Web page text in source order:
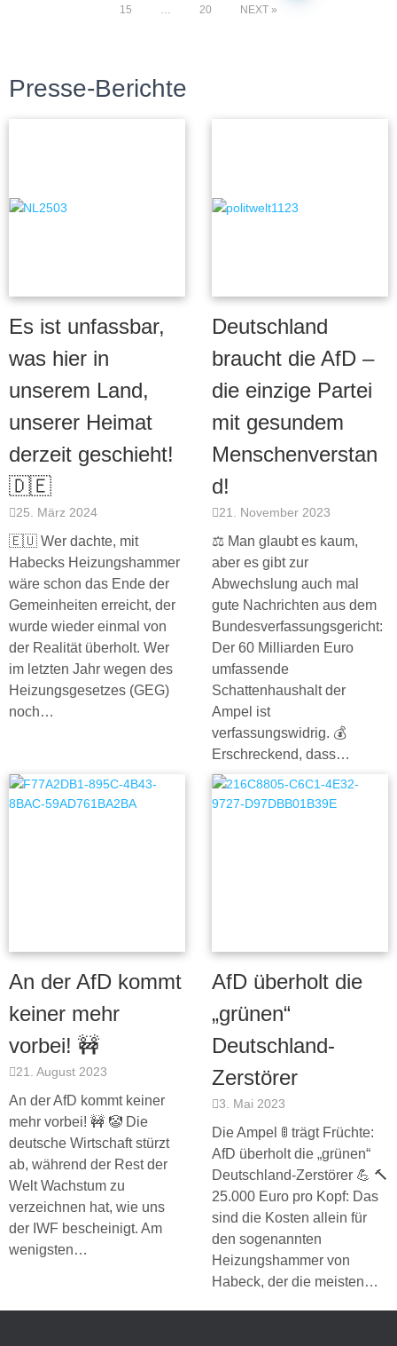
15 … 20 NEXT
Presse-Berichte
Es ist unfassbar,
was hier in
unserem Land,
unserer Heimat
derzeit geschieht!
🇩🇪
25. März 2024
🇪🇺 Wer dachte, mit
Habecks Heizungshammer
wäre schon das Ende der
Gemeinheiten erreicht, der
wurde wieder einmal von
der Realität überholt. Wer
im letzten Jahr wegen des
Heizungsgesetzes (GEG)
noch…
Deutschland
braucht die AfD –
die einzige Partei
mit gesundem
Menschenverstan
d!
21. November 2023
⚖️ Man glaubt es kaum,
aber es gibt zur
Abwechslung auch mal
gute Nachrichten aus dem
Bundesverfassungsgericht:
Der 60 Milliarden Euro
umfassende
Schattenhaushalt der
Ampel ist
verfassungswidrig. 💰
Erschreckend, dass…
An der AfD kommt
keiner mehr
vorbei! 🚧
21. August 2023
An der AfD kommt keiner
mehr vorbei! 🚧 🤡 Die
deutsche Wirtschaft stürzt
ab, während der Rest der
Welt Wachstum zu
verzeichnen hat, wie uns
der IWF bescheinigt. Am
wenigsten…
AfD überholt die
„grünen“
Deutschland-
Zerstörer
3. Mai 2023
Die Ampel 🚦 trägt Früchte:
AfD überholt die „grünen“
Deutschland-Zerstörer 💪 🔨
25.000 Euro pro Kopf: Das
sind die Kosten allein für
den sogenannten
Heizungshammer von
Habeck, der die meisten…